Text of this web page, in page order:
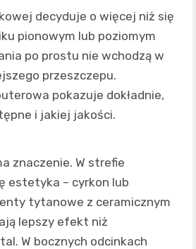
decyduje o więcej niż się
pionowym lub poziomym
po prostu nie wchodzą w
przeszczepu.
pokazuje dokładnie,
i jakiej jakości.
znaczenie. W strefie
estetyka – cyrkon lub
tytanowe z ceramicznym
lepszy efekt niż
W bocznych odcinkach